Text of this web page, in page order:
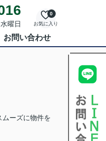
曜日 お気に入り
0
お問い合わせ
ーズに物件を